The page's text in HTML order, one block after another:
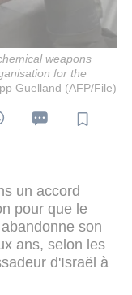
weapons
for the
Guelland (AFP/File)
un accord
pour que le
son
ans, selon les
d'Israël à